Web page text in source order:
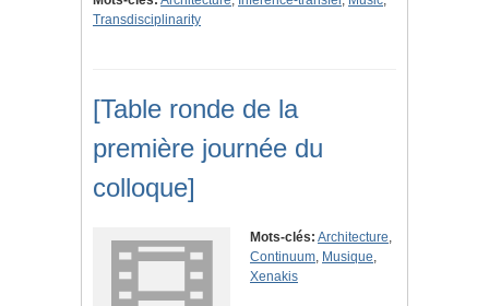
Transdisciplinarity
[Table ronde de la
première journée du
colloque]
Mots-clés: Architecture,
Continuum, Musique,
Xenakis